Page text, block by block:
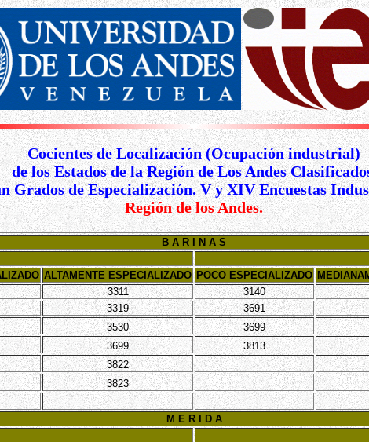
Cocientes de Localización (Ocupación industrial)
de los Estados de la Región de Los Andes
Grados de Especialización. V y XIV Encuestas
Región de los Andes.
B A R I N A S
ALTAMENTE ESPECIALIZADO POCO ESPECIALIZADO
3311 3140
3319 3691
3530 3699
3699
3813
3822
3823
M E R I D A